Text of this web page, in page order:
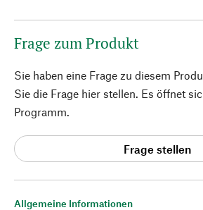
Allgemeine Informationen
Frage zum Produkt
Sie haben eine Frage zu diesem
Sie die Frage hier stellen. Es öffnet
Programm.
Frage stellen